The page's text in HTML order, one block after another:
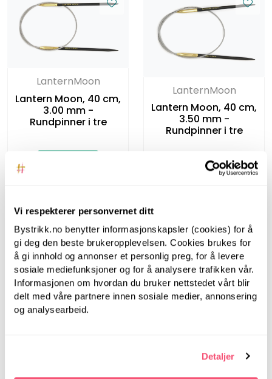
Vi respekterer personvernet ditt
Bystrikk.no benytter informasjonskapsler (cookies) for å
gi deg den beste brukeropplevelsen. Cookies brukes for
å gi innhold og annonser et personlig preg, for å levere
sosiale mediefunksjoner og for å analysere trafikken vår.
Informasjonen om hvordan du bruker nettstedet vårt blir
delt med våre partnere innen sosiale medier, annonsering
og analysearbeid.
Detaljer
LanternMoon
Lantern Moon, 40 cm,
3.00 mm -
Rundpinner i tre
LanternMoon
Lantern Moon, 40 cm,
3.50 mm -
Rundpinner i tre
LanternMoon
Lantern Moon, 80 cm,
3.00 mm -
Rundpinner i tre
LanternMoon
Lantern Moon, 80 cm,
3.50 mm -